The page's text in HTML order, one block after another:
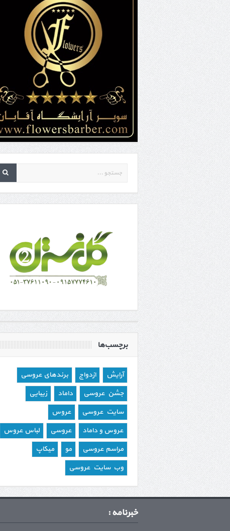
برچسب‌ها
آرایش ازدواج
برندهای عروسی
جشن عروسی
داماد
زیبایی
سایت عروسی
عروس
عروس و داماد
عروسی
لباس عروس
مراسم عروسی
مو
میکاپ
وب سایت عروسی
خبرنامه :